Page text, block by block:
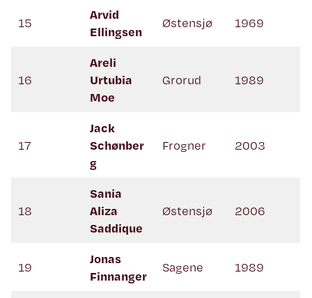
15
Arvid
Ellingsen
Østensjø 1969
16
Areli
Urtubia
Moe
Grorud 1989
17
Jack
Schønber
g
Frogner 2003
18
Sania
Aliza
Saddique
Østensjø 2006
19
Jonas
Finnanger
Sagene 1989